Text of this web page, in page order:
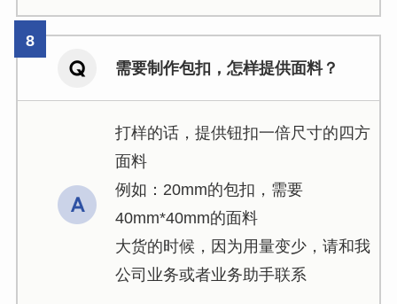
需要制作包扣，怎样提供面料？
打样的话，提供钮扣一倍尺寸的四方
面料
例如：20mm的包扣，需要
40mm*40mm的面料
大货的时候，因为用量变少，请和我
公司业务或者业务助手联系